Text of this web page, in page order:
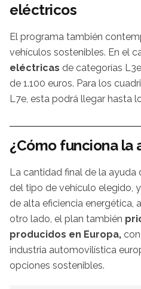
eléctricos
El programa también
vehículos sostenibles. En el
eléctricas de categorías
de 1.100 euros. Para los
L7e, esta podrá llegar hasta
¿Cómo funciona la
La cantidad final de la
del tipo de vehículo elegido,
de alta eficiencia energética,
otro lado, el plan también
producidos en Europa,
industria automovilística
opciones sostenibles.